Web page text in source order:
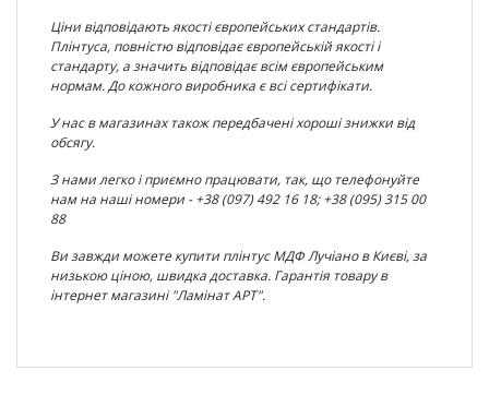
Ціни відповідають якості європейських стандартів.
Плінтуса, повністю відповідає європейській якості і
стандарту, а значить відповідає всім європейським
нормам. До кожного виробника є всі сертифікати.
У нас в магазинах також передбачені хороші знижки від
обсягу.
З нами легко і приємно працювати, так, що телефонуйте
нам на наші номери - +38 (097) 492 16 18; +38 (095) 315 00
88
Ви завжди можете купити плінтус МДФ Лучіано в Києві, за
низькою ціною, швидка доставка. Гарантія товару в
інтернет магазині "Ламінат АРТ".